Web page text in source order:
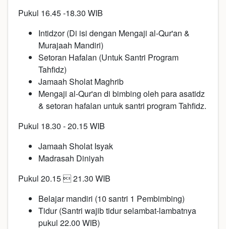
Pukul 16.45 -18.30 WIB
Intidzor (Di isi dengan Mengaji al-Qur'an &
Murajaah Mandiri)
Setoran Hafalan (Untuk Santri Program
Tahfidz)
Jamaah Sholat Maghrib
Mengaji al-Qur'an di bimbing oleh para asatidz
& setoran hafalan untuk santri program Tahfidz.
Pukul 18.30 - 20.15 WIB
Jamaah Sholat Isyak
Madrasah Diniyah
Pukul 20.15  21.30 WIB
Belajar mandiri (10 santri 1 Pembimbing)
Tidur (Santri wajib tidur selambat-lambatnya
pukul 22.00 WIB)